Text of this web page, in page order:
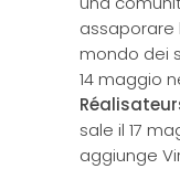
assaporare
mondo dei
14 maggio
sale il 17
aggiunge